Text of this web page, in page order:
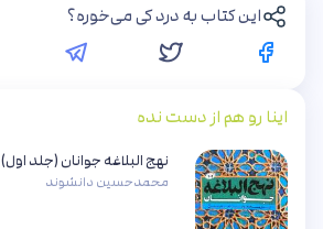
این کتاب به درد کی می‌خوره؟
اینا رو هم از دست نده
نهج البلاغه جوانان (جلد اول)
محمدحسین دانشوند